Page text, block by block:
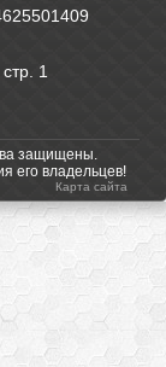
1
защищены.
его владельцев!
Карта сайта